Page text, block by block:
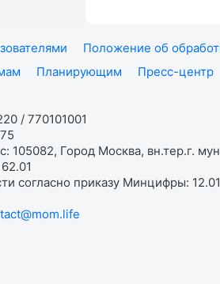
Положение об
Планирующим Пресс-центр
/ 770101001
105082, Город Москва, вн.тер.г.
согласно приказу Минцифры: 12.01